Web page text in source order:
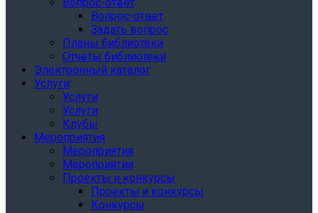
Вопрос-ответ
Вопрос-ответ
Задать вопрос
Планы библиотеки
Отчеты библиотеки
Электронный каталог
Услуги
Услуги
Услуги
Клубы
Мероприятия
Мероприятия
Мероприятия
Проекты и конкурсы
Проекты и конкурсы
Конкурсы